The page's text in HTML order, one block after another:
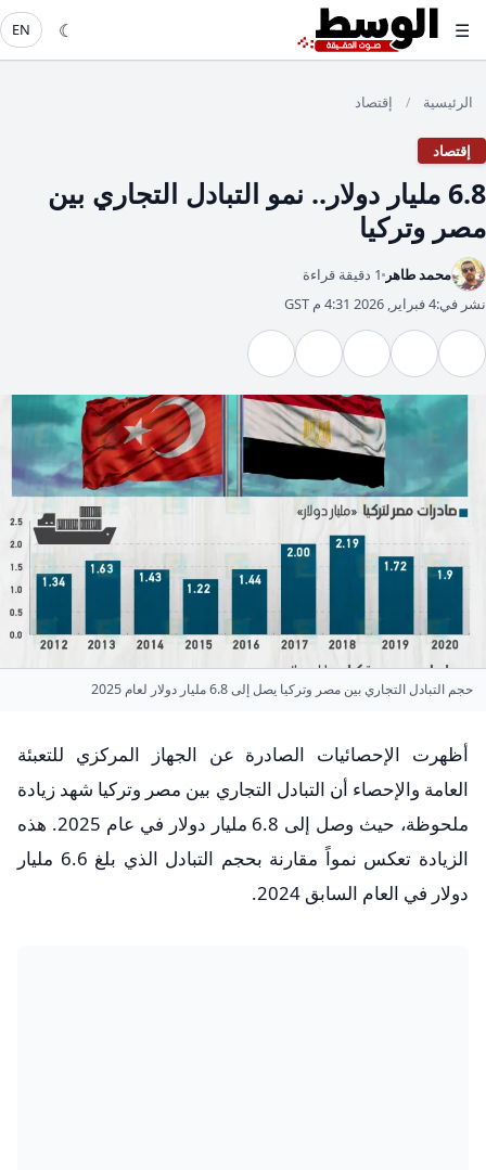
☰
☾
EN
الرئيسية / إقتصاد
إقتصاد
6.8 مليار دولار.. نمو التبادل التجاري بين
مصر وتركيا
محمد طاهر 1 دقيقة قراءة
نشر في:4 فبراير, 2026 4:31 م GST
حجم التبادل التجاري بين مصر وتركيا يصل إلى 6.8 مليار دولار لعام 2025
أظهرت الإحصائيات الصادرة عن الجهاز المركزي للتعبئة
العامة والإحصاء أن التبادل التجاري بين مصر وتركيا شهد زيادة
ملحوظة، حيث وصل إلى 6.8 مليار دولار في عام 2025. هذه
الزيادة تعكس نمواً مقارنة بحجم التبادل الذي بلغ 6.6 مليار
دولار في العام السابق 2024.